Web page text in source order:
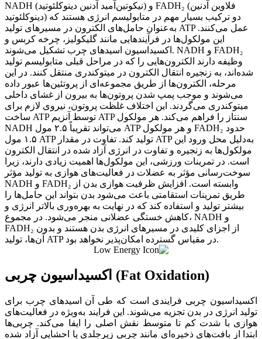
NADH (نیکوتین‌آمید آدنین دینوکلئوتید) و FADH₂ (فلاوین آدنین
دینوکلئوتید) دو ترکیب بسیار مهم در متابولیسم انرژی هستند که
به‌عنوان حامل‌های الکترون در مسیرهای تولید ATP عمل می‌کنند.
این مولکول‌ها در فرآیندهایی مانند گلیکولیز، چرخه کربس و
اکسیداسیون اسیدهای چرب تشکیل می‌شوند. NADH و FADH₂
وظیفه دارند الکترون‌هایی را که در مراحل قبلی متابولیسم تولید
شده‌اند، به زنجیره انتقال الکترون در میتوکندری منتقل کنند. در این
مرحله، الکترون‌ها از طریق مجموعه‌ای از پروتئین‌ها عبور داده
می‌شوند و موجب پمپ شدن پروتون‌ها به بیرون از غشای داخلی
میتوکندری می‌گردند. این اختلاف غلظت پروتون، نیروی لازم برای
ساخت ATP توسط آنزیم ATP سنتاز را فراهم می‌کند. هر مولکول
NADH می‌تواند تقریباً ۲.۵ مول ATP و هر مولکول FADH₂ حدود
۱.۵ مول ATP تولید کند. تفاوت در مقدار ATP به‌دلیل محل ورود این
مولکول‌ها به زنجیره و تفاوت در انرژی آزاد شده در انتقال الکترون
است. در تمرینات ورزشی، این مولکول‌ها اهمیت زیادی دارند، زیرا
سوخت‌رسانی مؤثر به عضلات در فعالیت‌های هوازی به تولید مؤثر
NADH و FADH₂ وابسته است. افزایش ظرفیت هوازی بدن از
طریق تمرینات استقامتی باعث می‌شود بدن بتواند این حامل‌ها را
بیشتر تولید و استفاده کند که در نهایت به بهره‌وری بالاتر انرژی و
کاهش خستگی عضلانی منجر می‌شود. در مجموع، NADH و
FADH₂ از اجزای کلیدی در مسیرهای انرژی بدن هستند و بدون
آن‌ها، تولید ATP در مقیاس گسترده امکان‌پذیر نخواهد بود.
اکسیداسیون چربی (Fat Oxidation)
اکسیداسیون چربی فرایندی است که طی آن اسیدهای چرب برای
تولید انرژی در بدن تجزیه می‌شوند. این فرایند به‌ویژه در فعالیت‌های
هوازی با شدت کم تا متوسط نقش اصلی را ایفا می‌کند. چربی‌ها
ابتدا از بافت‌های ذخیره‌ای مانند چربی زیرجلدی یا احشایی آزاد شده